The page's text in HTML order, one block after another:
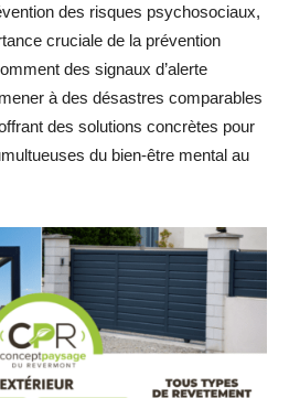
des risques psychosociaux,
cruciale de la prévention
des signaux d’alerte
à des désastres comparables
des solutions concrètes pour
du bien-être mental au